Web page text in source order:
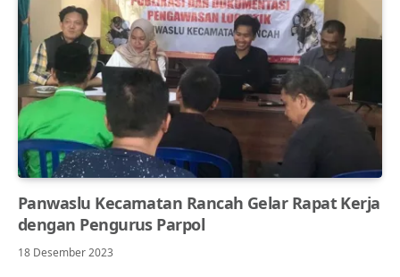
Panwaslu Kecamatan Rancah Gelar Rapat Kerja
dengan Pengurus Parpol
18 Desember 2023